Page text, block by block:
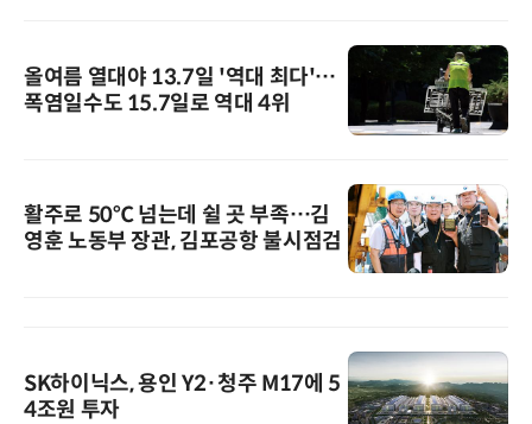
올여름 열대야 13.7일 '역대 최다'…
폭염일수도 15.7일로 역대 4위
활주로 50℃ 넘는데 쉴 곳 부족…김
영훈 노동부 장관, 김포공항 불시점검
SK하이닉스, 용인 Y2·청주 M17에 5
4조원 투자